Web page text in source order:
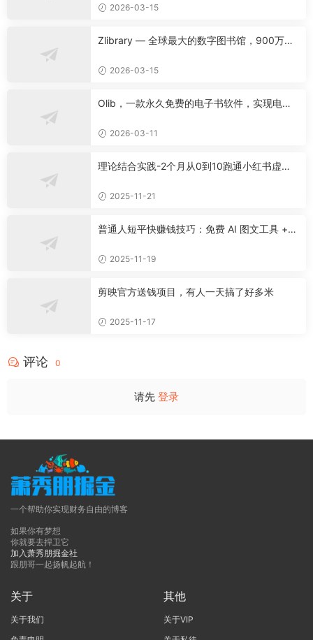
2026-03-15
Zlibrary — 全球最大的数字图书馆，900万本
2026-03-15
Olib，一款永久免费的电子书软件，实现电子
2026-03-11
理论结合实践-2个月从0到10跑通小红书虚拟
2025-11-21
普通人短平快赚钱技巧：免费 AI 图文工具 +
2025-11-19
剪映官方送钱项目，有人一天搞了好多米
2025-11-17
评论 0
请先 登录
一个帮助你实现财务自由的博客
如果你有梦想
你就要去捍卫它
加入萧秀朋掘金社
跟朋哥一起扬帆起航！
关于
关于我们
其他
关于VIP